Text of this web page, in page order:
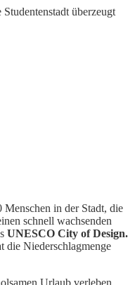
überzeugt
in der Stadt, die
schnell wachsenden
UNESCO City of Design.
die Niederschlagmenge
Urlaub verleben.